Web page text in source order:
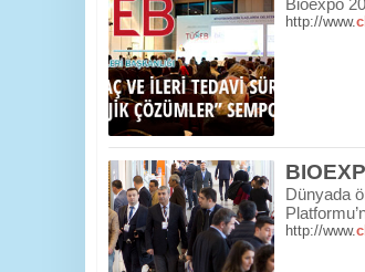
Bioexpo
http://www.
Dünyada
http://www.